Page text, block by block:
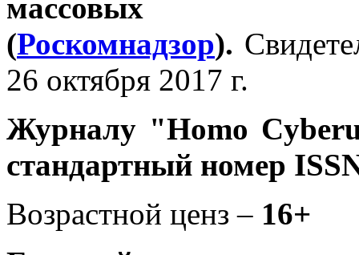
массовых
(Роскомнадзор).
26 октября 2017 г.
Журналу "Homo
стандартный номер
Возрастной ценз – 16+